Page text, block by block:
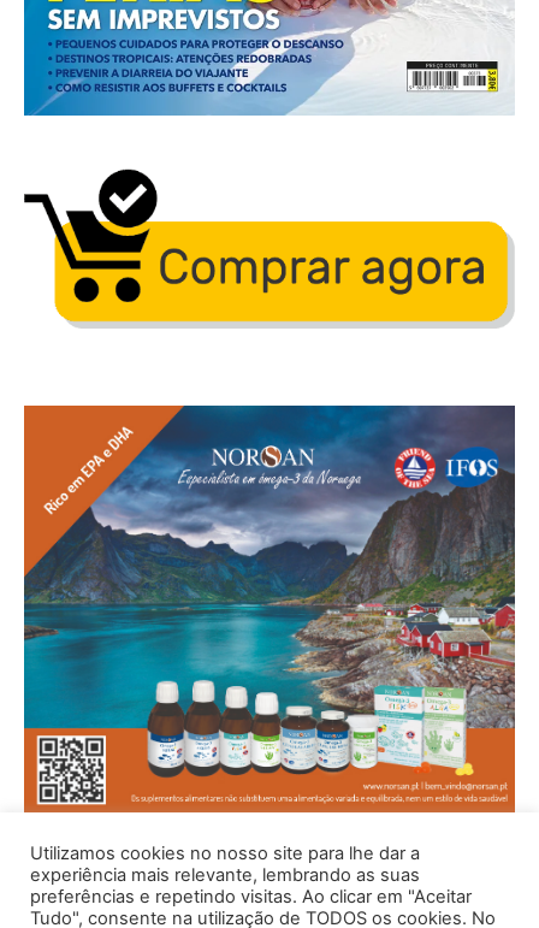
Utilizamos cookies no nosso site para lhe dar a
experiência mais relevante, lembrando as suas
preferências e repetindo visitas. Ao clicar em "Aceitar
Tudo", consente na utilização de TODOS os cookies. No